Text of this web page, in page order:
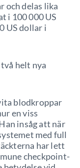
och delas lika
i 100 000 US
US dollar i
helt nya
blodkroppar
en viss
insåg att när
med full
har lett
checkpoint-